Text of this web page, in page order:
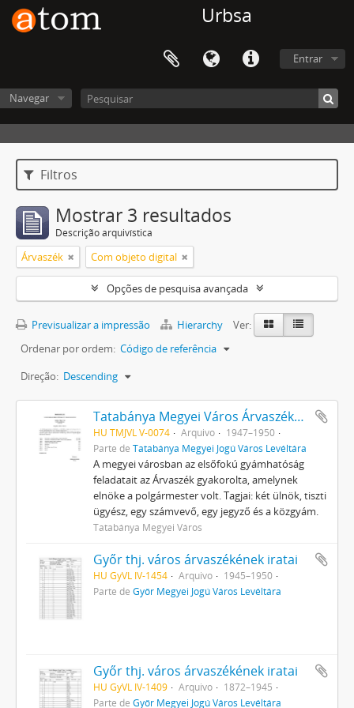
Urbsa
Entrar
Navegar
Filtros
Mostrar 3 resultados
Descrição arquivística
Árvaszék Com objeto digital
Opções de pesquisa avançada
Previsualizar a impressão Hierarchy
Ver:
Ordenar por ordem: Código de referência
Direção: Descending
Tatabánya Megyei Város Árvaszékének iratai
HU TMJVL V-0074 Arquivo
1947–1950
Parte de Tatabánya Megyei Jogú Város Levéltára
A megyei városban az elsőfokú gyámhatóság
feladatait az Árvaszék gyakorolta, amelynek
elnöke a polgármester volt. Tagjai: két ülnök, tiszti
ügyész, egy számvevő, egy jegyző és a közgyám.
Tatabánya Megyei Város
Győr thj. város árvaszékének iratai
HU GyVL IV-1454 Arquivo
1945–1950
Parte de Győr Megyei Jogú Város Levéltára
Győr thj. város árvaszékének iratai
HU GyVL IV-1409 Arquivo
1872–1945
Parte de Győr Megyei Jogú Város Levéltára